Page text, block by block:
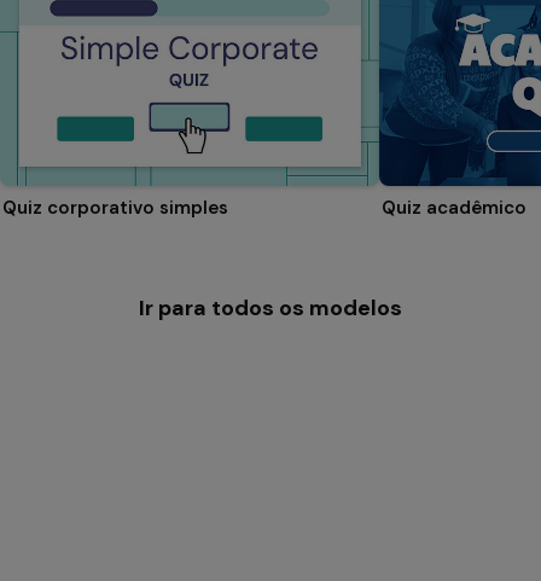
Quiz corporativo simples Quiz acadêmico
Ir para todos os modelos